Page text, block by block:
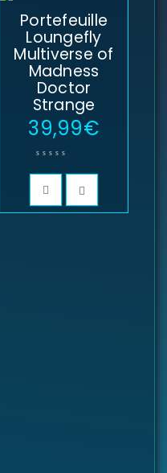
de moi
Portefeuille
Loungefly
Multiverse of
Madness
Doctor
Strange
39,99€